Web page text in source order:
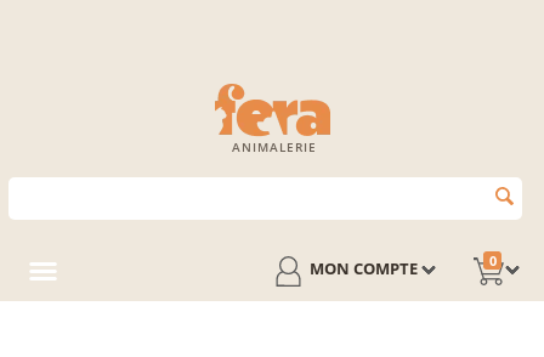
ANIMALERIE
0
MON COMPTE